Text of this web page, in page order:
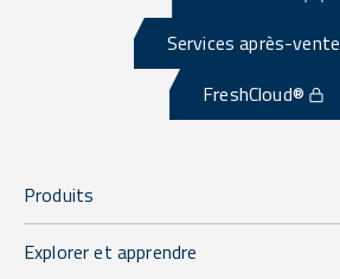
Services après-vente
FreshCloud®
Produits
Explorer et apprendre